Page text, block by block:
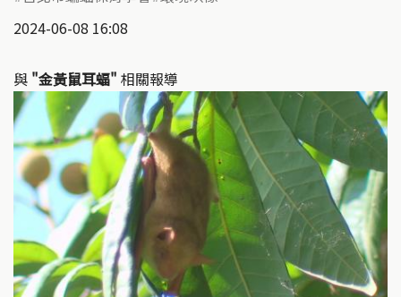
2024-06-08 16:08
與 "金黃鼠耳蝠" 相關報導